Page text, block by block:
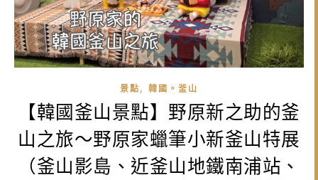
景點, 韓國。釜山
【韓國釜山景點】野原新之助的釜
山之旅～野原家蠟筆小新釜山特展
（釜山影島、近釜山地鐵南浦站、